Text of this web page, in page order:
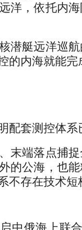
洋，依托内
潜艇远洋巡
的内海就能
配套测控体
末端落点捕
的公海，也
不存在技术短